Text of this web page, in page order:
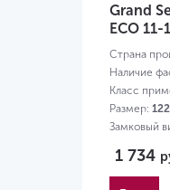
Grand
ЕСО 11-
Страна
Наличие
Класс
Размер:
Замковый
1 734